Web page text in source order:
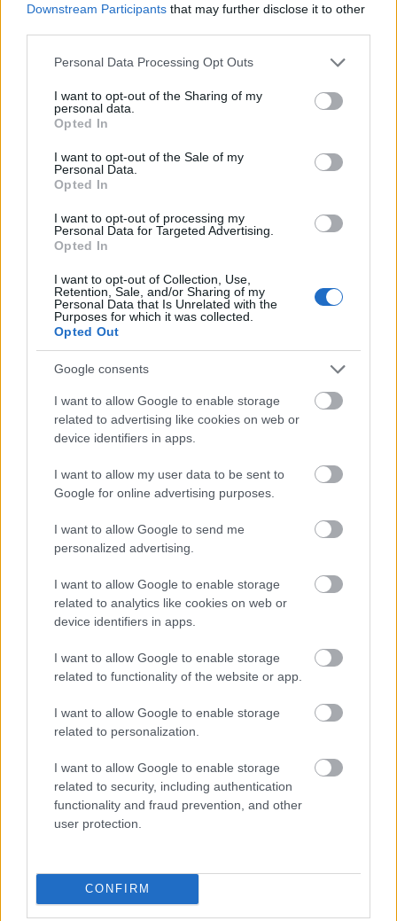
Downstream Participants that may further disclose it to other
Please note that this website/app uses one or more Google
not limited to your visit or usage behaviour. You may click to
grant or deny consent to Google and its third-party tags to
use your data for below specified purposes in below Google
consent section.
Personal Data Processing Opt Outs
I want to opt-out of the Sharing of my
personal data.
Opted In
I want to opt-out of the Sale of my
Personal Data.
Opted In
I want to opt-out of processing my
Personal Data for Targeted Advertising.
Opted In
I want to opt-out of Collection, Use,
Retention, Sale, and/or Sharing of my
Personal Data that Is Unrelated with the
Purposes for which it was collected.
Opted Out
Google consents
I want to allow Google to enable storage
related to advertising like cookies on web or
device identifiers in apps.
I want to allow my user data to be sent to
Google for online advertising purposes.
I want to allow Google to send me
personalized advertising.
I want to allow Google to enable storage
related to analytics like cookies on web or
device identifiers in apps.
I want to allow Google to enable storage
related to functionality of the website or app.
I want to allow Google to enable storage
related to personalization.
I want to allow Google to enable storage
related to security, including authentication
functionality and fraud prevention, and other
user protection.
CONFIRM
vonatlassításokkal
Olasz lap: dzsihadista hálózatokra és a ceutai
figyelmeztetnek a titkosszolgálatok
HÍREK 4 órája
Heaven Street Seven: nézz vissza, és nézd
vissza!
LIFESTYLE 5 órája
Az éjszakai támadások mérlege az ukrán-
orosz határon: 3 civil halott, 13 sebesült
Hét egyszerű szokás, amivel energiát
takaríthatunk meg otthonunkban
6 órája